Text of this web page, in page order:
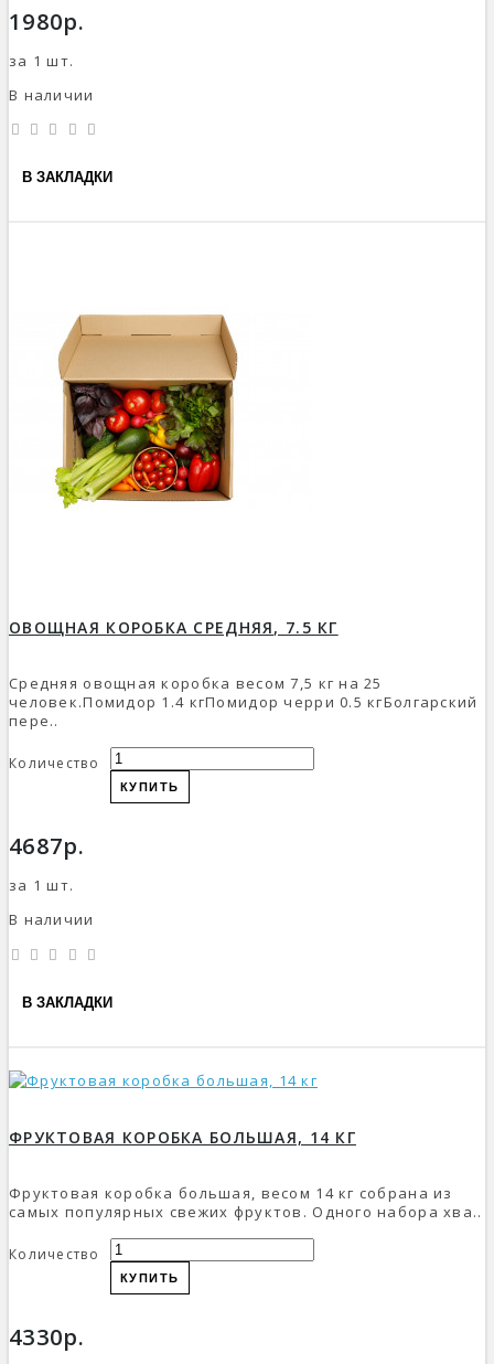
1980р.
за 1 шт.
В наличии
В ЗАКЛАДКИ
ОВОЩНАЯ КОРОБКА СРЕДНЯЯ, 7.5 КГ
Средняя овощная коробка весом 7,5 кг на 25
человек.Помидор 1.4 кгПомидор черри 0.5 кгБолгарский
пере..
Количество
КУПИТЬ
4687р.
за 1 шт.
В наличии
В ЗАКЛАДКИ
ФРУКТОВАЯ КОРОБКА БОЛЬШАЯ, 14 КГ
Фруктовая коробка большая, весом 14 кг собрана из
самых популярных свежих фруктов. Одного набора хва..
Количество
КУПИТЬ
4330р.